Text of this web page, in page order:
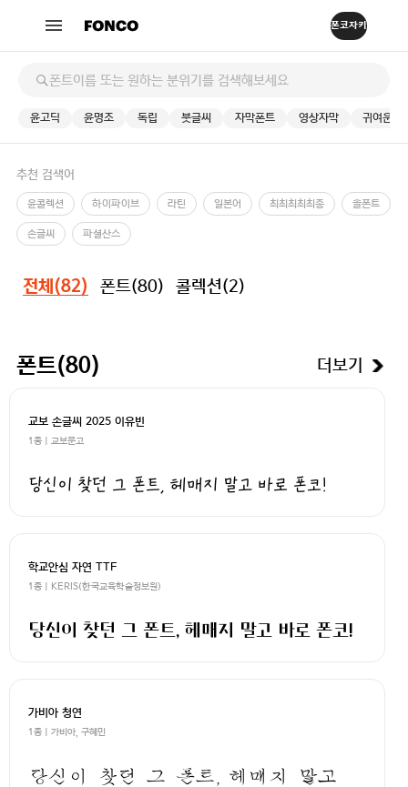
윤고딕 윤명조 독립 붓글씨 자막폰트 영상자막 귀여운
추천 검색어
윤콜렉션 하이파이브 라틴 일본어 최최최최최종 솔폰트
손글씨 파셜산스
전체(82) 폰트(80) 콜렉션(2)
폰트(80) 더보기
교보 손글씨 2025 이유빈
1종 | 교보문고
당신이 찾던 그 폰트, 헤매지 말고 바로 폰코!
학교안심 자연 TTF
1종 | KERIS(한국교육학술정보원)
당신이 찾던 그 폰트, 헤매지 말고 바로 폰코!
가비아 청연
1종 | 가비아, 구혜민
당신이 찾던 그 폰트, 헤매지 말고